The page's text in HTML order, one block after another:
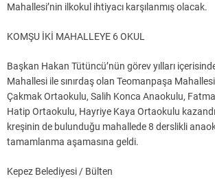
Mahallesi’nin ilkokul ihtiyacı karşılanmış olacak.
KOMŞU İKİ MAHALLEYE 6 OKUL
Başkan Hakan Tütüncü’nün görev yılları
Mahallesi ile sınırdaş olan Teomanpaşa
Çakmak Ortaokulu, Salih Konca Anaokulu,
Hatip Ortaokulu, Hayriye Kaya Ortaokulu
kreşinin de bulunduğu mahallede 8 derslikli
tamamlanma aşamasına geldi.
Kepez Belediyesi / Bülten